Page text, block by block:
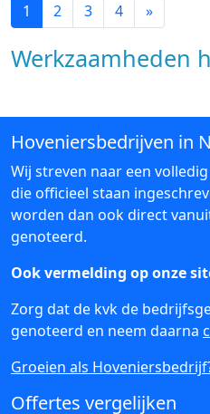
1 2 3 4 »
Werkzaamheden
Hoveniersbedrijven in
Wij streven naar een
die officieel staan
worden dan ook direct
genoteerd.
Ook vermelding op onze
Zorg dat de kvk de
genoteerd en neem daarna
Groeien als
Offertes vergelijken